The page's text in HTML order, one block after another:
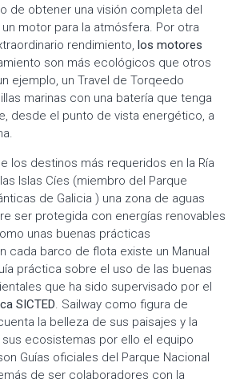
de obtener una visión completa del
motor para la atmósfera. Por otra
rendimiento,los motores
son más ecológicos que otros
ejemplo, un Travel de Torqeedo
marinas con una batería que tenga
desde el punto de vista energético, a
los destinos más requeridos en la Ría
Islas Cíes (miembro del Parque
de Galicia ) una zona de aguas
ser protegida con energías renovables
unas buenas prácticas
cada barco de flota existe un Manual
práctica sobre el uso de las buenas
que ha sido supervisado por el
SICTED . Sailway como figura de
la belleza de sus paisajes y la
ecosistemas por ello el equipo
Guías oficiales del Parque Nacional
de ser colaboradores con la